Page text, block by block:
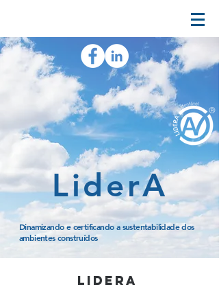
LiderA
Dinamizando e certificando a sustentabilidade dos
ambientes construídos
lidera